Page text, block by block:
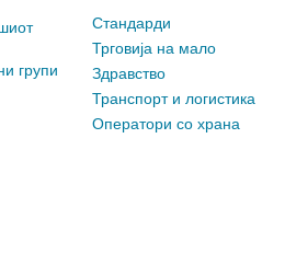
групи
Стандарди
Трговија на мало
Здравство
Транспорт и логистика
Оператори со храна